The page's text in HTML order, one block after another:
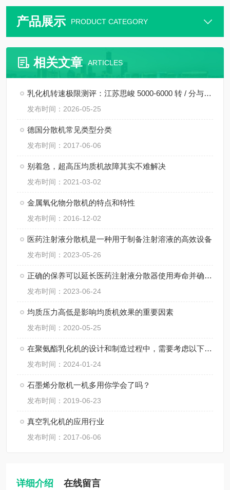
产品展示 PRODUCT CATEGORY
相关文章 ARTICLES
乳化机转速极限测评：江苏思峻 5000-6000 转 / 分与行业常规机型对比（附FAQ常见问题解答）
发布时间：2026-05-25
德国分散机常见类型分类
发布时间：2017-06-06
别着急，超高压均质机故障其实不难解决
发布时间：2021-03-02
金属氧化物分散机的特点和特性
发布时间：2016-12-02
医药注射液分散机是一种用于制备注射溶液的高效设备
发布时间：2023-05-26
正确的保养可以延长医药注射液分散器使用寿命并确保操作安全
发布时间：2023-06-24
均质压力高低是影响均质机效果的重要因素
发布时间：2020-05-25
在聚氨酯乳化机的设计和制造过程中，需要考虑以下几个关键因素
发布时间：2024-01-24
石墨烯分散机一机多用你学会了吗？
发布时间：2019-06-23
真空乳化机的应用行业
发布时间：2017-06-06
详细介绍 在线留言